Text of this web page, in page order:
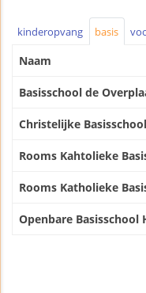
kinderopvang basis
Naam
Basisschool de
Christelijke
Rooms Kahtolieke
Rooms Katholieke
Openbare Basisschool